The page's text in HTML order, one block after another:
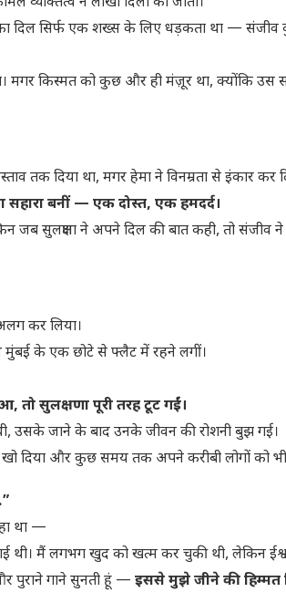
दिल सिर्फ एक शख्स के लिए धड़कता था — संजीव
मगर किस्मत को कुछ और ही मंज़ूर था, क्योंकि उस
तक दिया था, मगर हेमा ने विनम्रता से इंकार कर
बनीं — एक दोस्त, एक हमदर्द।
जब सुलक्षणा ने अपने दिल की बात कही, तो संजीव
कर लिया।
मुंबई के एक छोटे से फ्लैट में रहने लगीं।
तो सुलक्षणा पूरी तरह टूट गईं।
उसके जाने के बाद उनके जीवन की रोशनी बुझ गई।
दिया और कुछ समय तक अपने करीबी लोगों को भी
था —
थी। मैं लगभग खुद को खत्म कर चुकी थी, लेकिन
पुराने गाने सुनती हूं — इससे मुझे जीने की हिम्मत